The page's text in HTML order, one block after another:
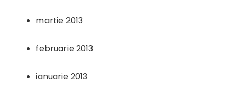
martie 2013
februarie 2013
ianuarie 2013